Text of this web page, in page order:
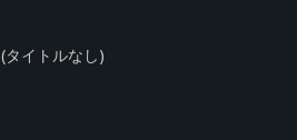
(タイトルなし)投